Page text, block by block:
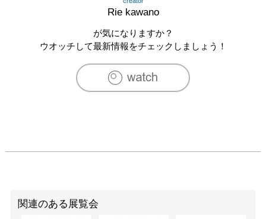
Rie kawano
が気になりますか？
ウオッチして最新情報をチェックしましょう！
関連のある展覧会